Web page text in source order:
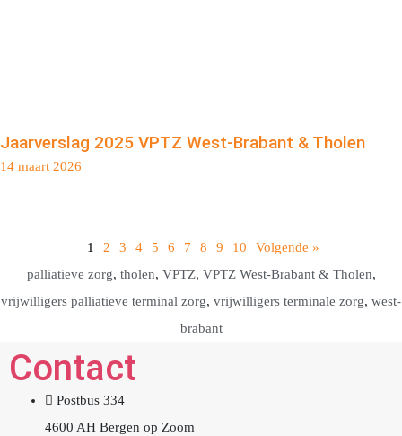
Jaarverslag 2025 VPTZ West-Brabant & Tholen
14 maart 2026
1 2 3 4 5 6 7 8 9 10
Volgende »
palliatieve zorg, tholen, VPTZ, VPTZ West-Brabant & Tholen,
vrijwilligers palliatieve terminal zorg, vrijwilligers terminale zorg, west-
brabant
Contact
Postbus 334
4600 AH Bergen op Zoom